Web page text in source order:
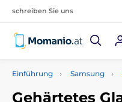
schreiben Sie uns
Einführung Samsung
Gehärtetes